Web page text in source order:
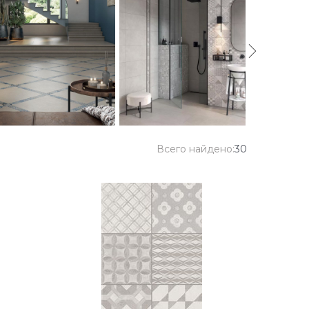
Всего найдено:30